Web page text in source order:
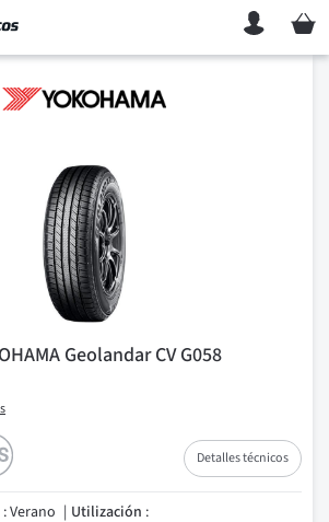
Mi
Geolandar CV G058
Detalles técnicos
: Verano Utilización :